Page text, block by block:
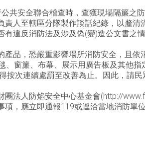
共安全聯合稽查時，查獲現場隔簾之
人至轄區分隊製作談話紀錄，以釐清
違反消防法及涉及偽(變)造公文書之
品，恐嚴重影響場所消防安全，且依
窗簾、布幕、展示用廣告板及其他指
次連續處罰至改善為止。因此，請民
法人防焰安全中心基金會(http://
，應立即通報119或逕洽當地消防單